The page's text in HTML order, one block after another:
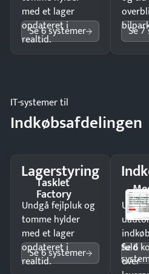
med et lager
opdateret i
realtid.
Se 6 systemer Se
IT-systemer til
Indkøbsafdelingen
Lagerstyring
Tasklet
Factory
Undgå fejlpluk og
tomme hylder
med et lager
opdateret i
realtid.
Se 6 systemer
Undgå
fuld
over
Se 6